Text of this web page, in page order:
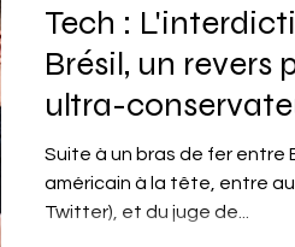
Tech :
Brésil, un revers
ultra-
Suite à un bras de fer entre
américain à la tête, entre
Twitter), et du juge de...